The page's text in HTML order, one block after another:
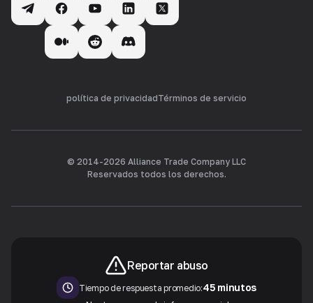
política de privacidadTérminos de servicio
© 2014-2026 Alliance Trade Company LLC
Reservados todos los derechos.
Reportar abuso
Tiempo de respuesta promedio:45 minutos